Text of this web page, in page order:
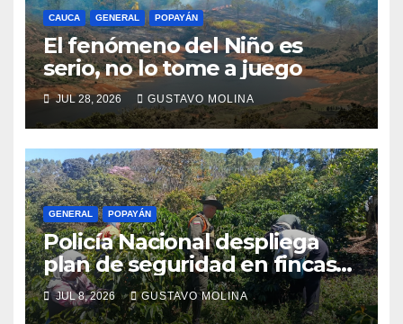
CAUCA GENERAL POPAYÁN
El fenómeno del Niño es
serio, no lo tome a juego
JUL 28, 2026 GUSTAVO MOLINA
GENERAL POPAYÁN
Policía Nacional despliega
plan de seguridad en fincas
cafeteras para proteger a
productores de Popayán
JUL 8, 2026 GUSTAVO MOLINA